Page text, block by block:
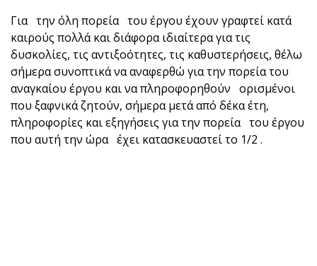
Για την όλη πορεία του έργου έχουν γραφτεί κατά
καιρούς πολλά και διάφορα ιδιαίτερα για τις
δυσκολίες, τις αντιξοότητες, τις καθυστερήσεις, θέλω
σήμερα συνοπτικά να αναφερθώ για την πορεία του
αναγκαίου έργου και να πληροφορηθούν ορισμένοι
που ξαφνικά ζητούν, σήμερα μετά από δέκα έτη,
πληροφορίες και εξηγήσεις για την πορεία του έργου
που αυτή την ώρα έχει κατασκευαστεί το 1/2 .